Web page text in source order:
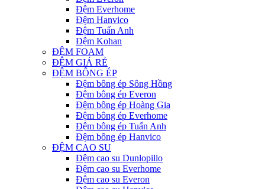
Đệm Everhome
Đệm Hanvico
Đệm Tuấn Anh
Đệm Kohan
ĐỆM FOAM
ĐỆM GIÁ RẺ
ĐỆM BÔNG ÉP
Đệm bông ép Sông Hồng
Đệm bông ép Everon
Đệm bông ép Hoàng Gia
Đệm bông ép Everhome
Đệm bông ép Tuấn Anh
Đệm bông ép Hanvico
ĐỆM CAO SU
Đệm cao su Dunlopillo
Đệm cao su Everhome
Đệm cao su Everon